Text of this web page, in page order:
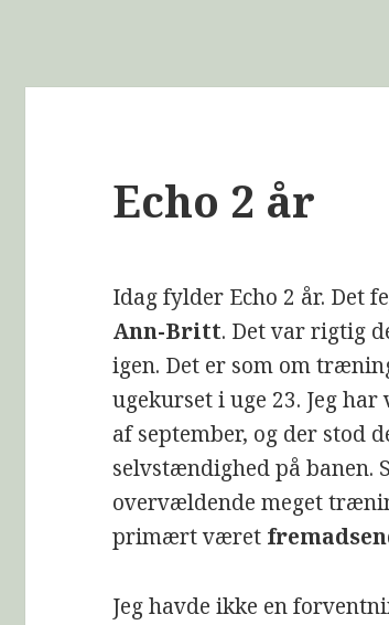
Echo 2 år
Idag fylder Echo 2 år. Det
Ann-Britt. Det var rigtig
igen. Det er som om
ugekurset i uge 23. Jeg
af september, og der stod
selvstændighed på banen.
overvældende meget
primært været
Jeg havde ikke en